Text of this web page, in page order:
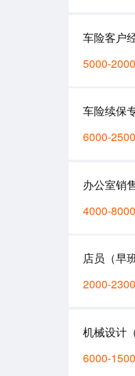
车险客户
5000-
车险续保
6000-
办公室销
4000-
店员（早
2000-
机械设计
6000-